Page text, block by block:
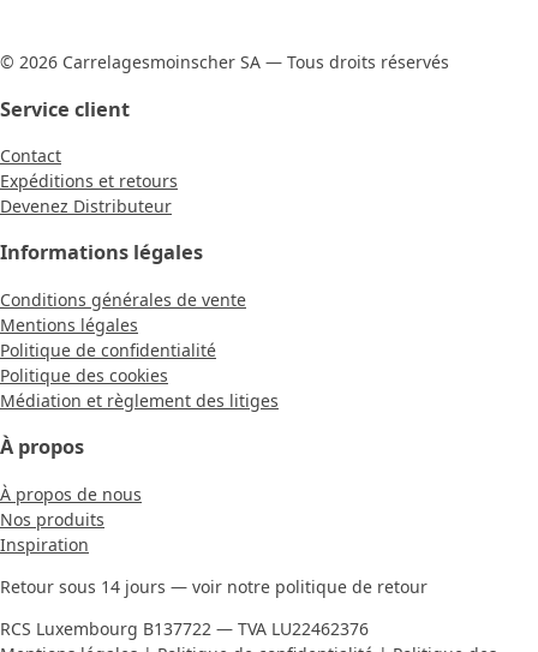
© 2026 Carrelagesmoinscher SA — Tous droits réservés
Service client
Contact
Expéditions et retours
Devenez Distributeur
Informations légales
Conditions générales de vente
Mentions légales
Politique de confidentialité
Politique des cookies
Médiation et règlement des litiges
À propos
À propos de nous
Nos produits
Inspiration
Retour sous 14 jours — voir notre politique de retour
RCS Luxembourg B137722 — TVA LU22462376